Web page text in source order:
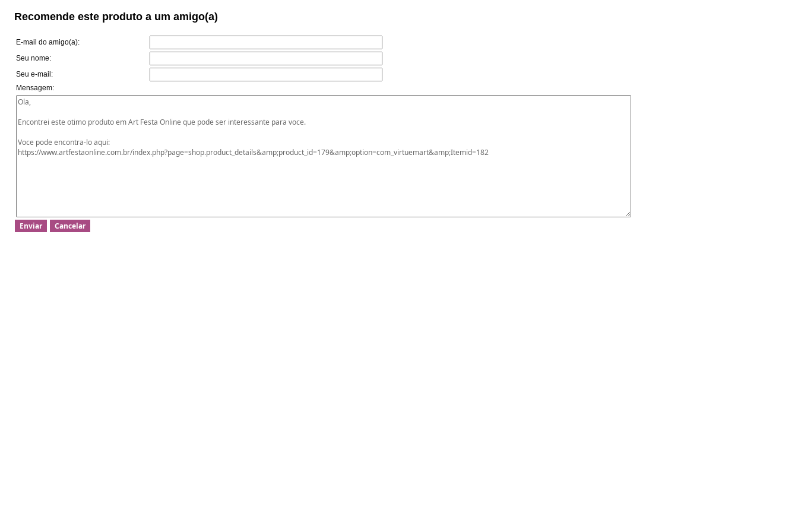
Recomende este produto a um amigo(a)
E-mail do amigo(a):
Seu nome:
Seu e-mail:
Mensagem: